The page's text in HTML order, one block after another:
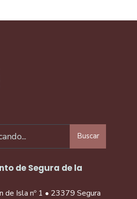
Buscar
de Segura de la
de Isla nº 1 • 23379 Segura